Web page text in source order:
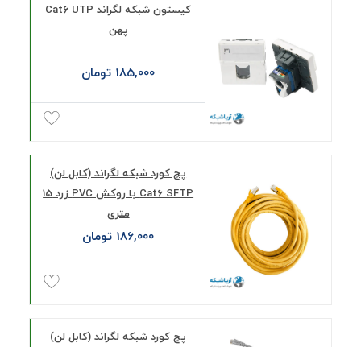
کیستون شبکه لگراند Cat6 UTP
پهن
185,000 تومان
پچ کورد شبکه لگراند (کابل لن)
Cat6 SFTP با روکش PVC زرد 15
متری
186,000 تومان
پچ کورد شبکه لگراند (کابل لن)